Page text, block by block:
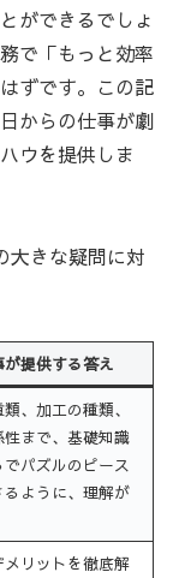
ができるでしょ
で「もっと効率
ずです。この記
からの仕事が劇
ウを提供しま
大きな疑問に対
が提供する答え
、加工の種類、
まで、基礎知識
パズルのピース
るように、理解が
メリットを徹底解